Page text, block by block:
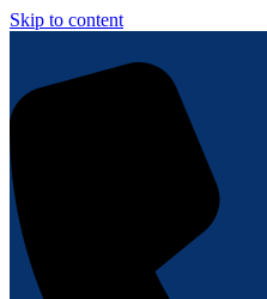
Skip to content